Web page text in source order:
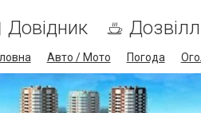
Довідник
Авто / Мото Погода